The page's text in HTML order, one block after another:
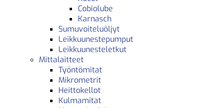
Cobiolube
Karnasch
Sumuvoiteluöljyt
Leikkuunestepumput
Leikkuunesteletkut
Mittalaitteet
Työntömitat
Mikrometrit
Heittokellot
Kulmamitat